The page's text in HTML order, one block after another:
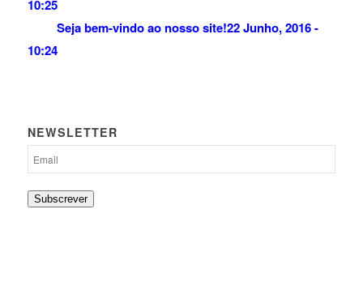
10:25
Seja bem-vindo ao nosso site!22 Junho, 2016 -
10:24
NEWSLETTER
Subscrever